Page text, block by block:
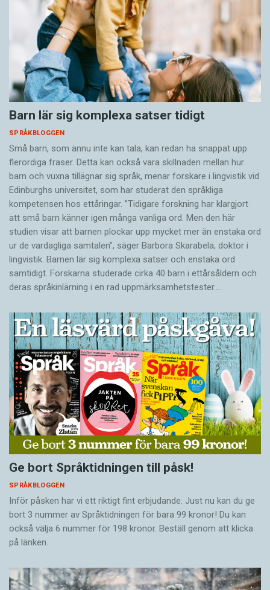
Barn lär sig komplexa satser tidigt
SPRÅKBLOGGEN
Små barn, som ännu inte kan tala, kan redan ha snappat upp
flerordiga fraser. Detta kan också vara skillnaden mellan hur
barn och vuxna tillägnar sig språk, menar forskare i lingvistik vid
Edinburghs universitet, som har studerat den språkliga
kompetensen hos ettåringar. ”Tidigare forskning har klargjort
att små barn känner igen många vanliga ord. Men den här
studien visar att barnen plockar upp mycket mer än enstaka ord
ur de vardagliga samtalen”, säger Barbora Skarabela, doktor i
lingvistik. Barnen lär sig komplexa satser och enstaka ord
samtidigt. Forskarna studerade cirka 40 barn i ettårsåldern och
deras språkinlärning i en rad uppmärksamhetstester.…
Ge bort Språktidningen till påsk!
SPRÅKBLOGGEN
Inför påsken har vi ett riktigt fint erbjudande. Just nu kan du ge
bort 3 nummer av Språktidningen för bara 99 kronor! Du kan
också välja 6 nummer för 198 kronor. Beställ genom att klicka
på länken.